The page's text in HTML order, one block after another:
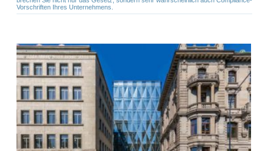
Vorschriften Ihres Unternehmens.